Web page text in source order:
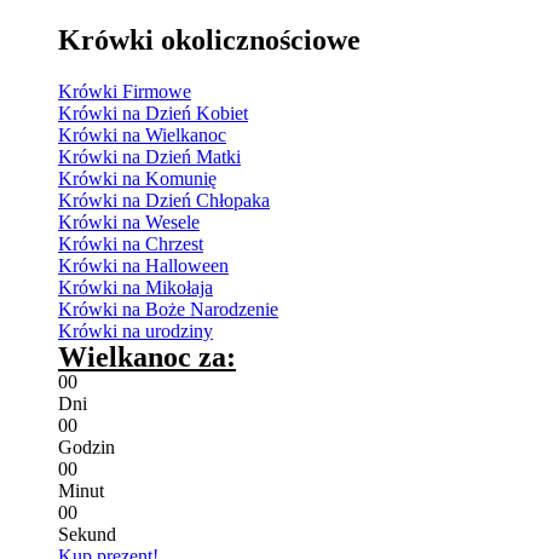
Krówki okolicznościowe
Krówki Firmowe
Krówki na Dzień Kobiet
Krówki na Wielkanoc
Krówki na Dzień Matki
Krówki na Komunię
Krówki na Dzień Chłopaka
Krówki na Wesele
Krówki na Chrzest
Krówki na Halloween
Krówki na Mikołaja
Krówki na Boże Narodzenie
Krówki na urodziny
Wielkanoc za:
00
Dni
00
Godzin
00
Minut
00
Sekund